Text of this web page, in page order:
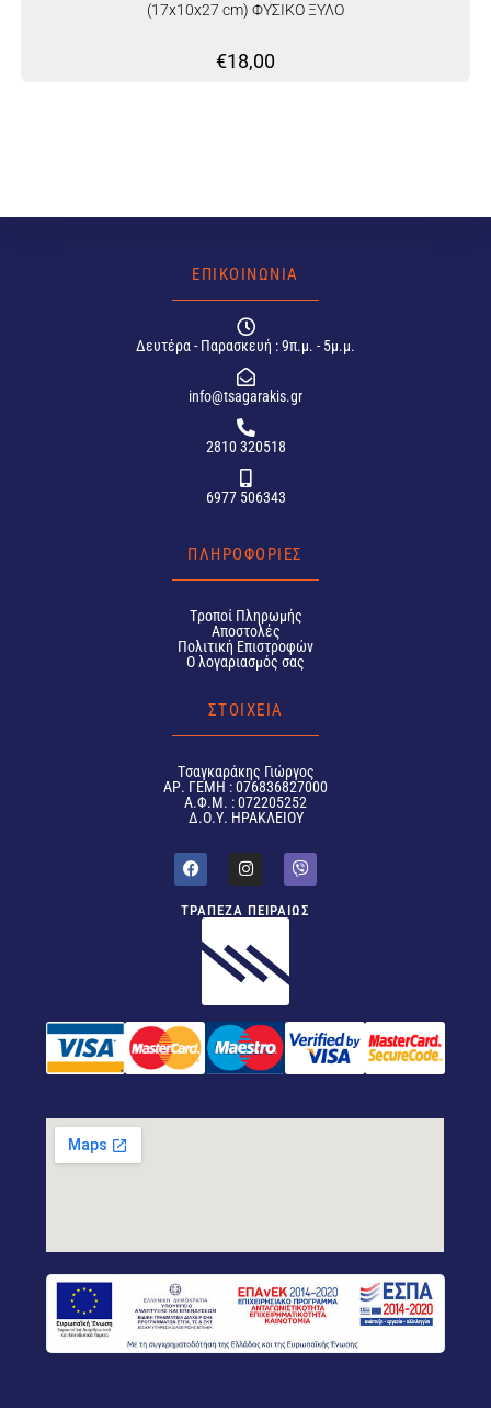
(17x10x27 cm) ΦΥΣΙΚΟ ΞΥΛΟ
€18,00
ΕΠΙΚΟΙΝΩΝΙΑ
Δευτέρα - Παρασκευή : 9π.μ. - 5μ.μ.
info@tsagarakis.gr
2810 320518
6977 506343
ΠΛΗΡΟΦΟΡΙΕΣ
Tροποί Πληρωμής
Αποστολές
Πολιτική Επιστροφών
Ο λογαριασμός σας
ΣΤΟΙΧΕΙΑ
Tσαγκαράκης Γιώργος
ΑΡ. ΓΕΜΗ : 076836827000
Α.Φ.Μ. : 072205252
Δ.Ο.Υ. ΗΡΑΚΛΕΙΟΥ
ΤΡΑΠΕΖΑ ΠΕΙΡΑΙΩΣ